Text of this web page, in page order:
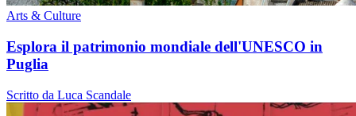
Arts & Culture
Esplora il patrimonio mondiale dell'UNESCO in
Puglia
Scritto da Luca Scandale